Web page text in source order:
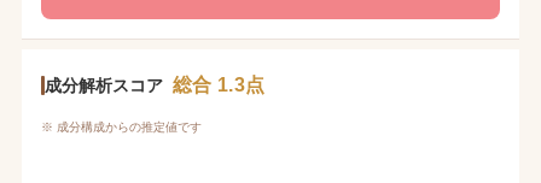
成分解析スコア 総合 1.3点
※ 成分構成からの推定値です